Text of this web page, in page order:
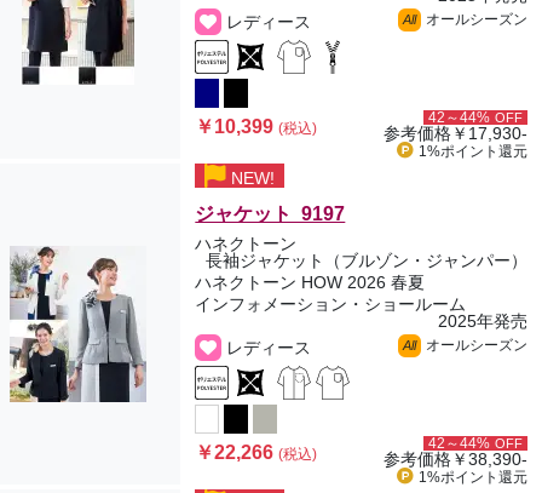
レディース
All オールシーズン
￥10,399(税込)
42～44% OFF
参考価格￥17,930-
1%ポイント 還元
NEW!
ジャケット 9197
ハネクトーン
長袖ジャケット（ブルゾン・ジャンパー）
ハネクトーン HOW 2026 春夏
インフォメーション・ショールーム
2025年発売
レディース
All オールシーズン
￥22,266(税込)
42～44% OFF
参考価格￥38,390-
1%ポイント 還元